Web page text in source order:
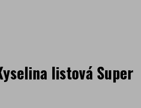
listová Super